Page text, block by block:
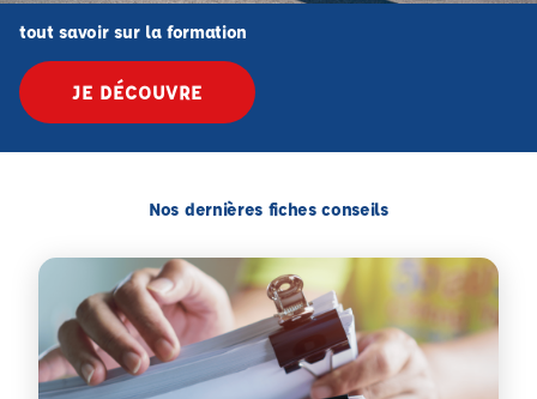
tout savoir sur la formation
JE DÉCOUVRE
Nos dernières fiches conseils